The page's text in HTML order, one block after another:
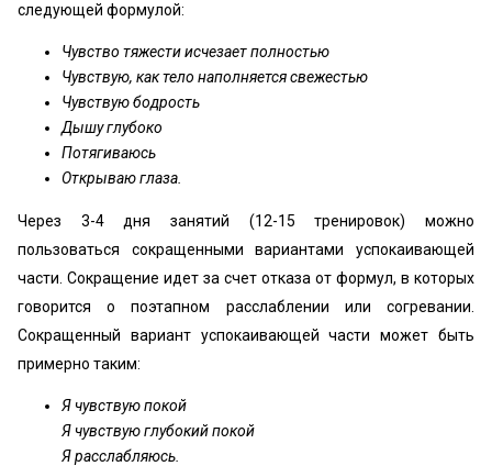
следующей формулой:
Чувство тяжести исчезает полностью
Чувствую, как тело наполняется свежестью
Чувствую бодрость
Дышу глубоко
Потягиваюсь
Открываю глаза.
Через 3-4 дня занятий (12-15 тренировок) можно
пользоваться сокращенными вариантами успокаивающей
части. Сокращение идет за счет отказа от формул, в которых
говорится о поэтапном расслаблении или согревании.
Сокращенный вариант успокаивающей части может быть
примерно таким:
Я чувствую покой
Я чувствую глубокий покой
Я расслабляюсь.